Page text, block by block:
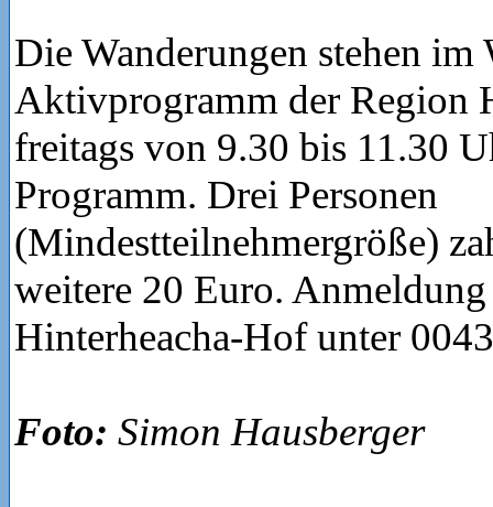
Die Wanderungen stehen im
Aktivprogramm der Region
freitags von 9.30 bis 11.30
Programm. Drei Personen
(Mindestteilnehmergröße)
weitere 20 Euro.
Hinterheacha-Hof unter
Foto: Simon Hausberger